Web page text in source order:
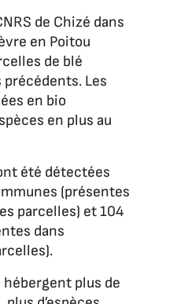
de Chizé dans
en Poitou
de blé
Les
en bio
en plus au
été détectées
(présentes
parcelles) et 104
dans
hébergent plus de